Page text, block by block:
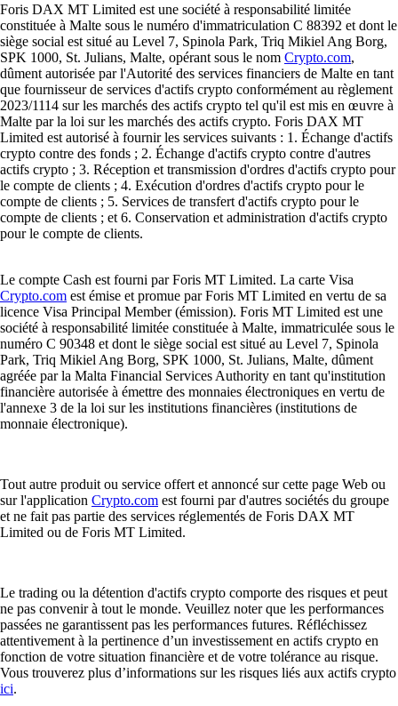
Foris DAX MT Limited est une société à responsabilité limitée
constituée à Malte sous le numéro d'immatriculation C 88392 et dont le
siège social est situé au Level 7, Spinola Park, Triq Mikiel Ang Borg,
SPK 1000, St. Julians, Malte, opérant sous le nom Crypto.com,
dûment autorisée par l'Autorité des services financiers de Malte en tant
que fournisseur de services d'actifs crypto conformément au règlement
2023/1114 sur les marchés des actifs crypto tel qu'il est mis en œuvre à
Malte par la loi sur les marchés des actifs crypto. Foris DAX MT
Limited est autorisé à fournir les services suivants : 1. Échange d'actifs
crypto contre des fonds ; 2. Échange d'actifs crypto contre d'autres
actifs crypto ; 3. Réception et transmission d'ordres d'actifs crypto pour
le compte de clients ; 4. Exécution d'ordres d'actifs crypto pour le
compte de clients ; 5. Services de transfert d'actifs crypto pour le
compte de clients ; et 6. Conservation et administration d'actifs crypto
pour le compte de clients.
Le compte Cash est fourni par Foris MT Limited. La carte Visa
Crypto.com est émise et promue par Foris MT Limited en vertu de sa
licence Visa Principal Member (émission). Foris MT Limited est une
société à responsabilité limitée constituée à Malte, immatriculée sous le
numéro C 90348 et dont le siège social est situé au Level 7, Spinola
Park, Triq Mikiel Ang Borg, SPK 1000, St. Julians, Malte, dûment
agréée par la Malta Financial Services Authority en tant qu'institution
financière autorisée à émettre des monnaies électroniques en vertu de
l'annexe 3 de la loi sur les institutions financières (institutions de
monnaie électronique).
Tout autre produit ou service offert et annoncé sur cette page Web ou
sur l'application Crypto.com est fourni par d'autres sociétés du groupe
et ne fait pas partie des services réglementés de Foris DAX MT
Limited ou de Foris MT Limited.
Le trading ou la détention d'actifs crypto comporte des risques et peut
ne pas convenir à tout le monde. Veuillez noter que les performances
passées ne garantissent pas les performances futures. Réfléchissez
attentivement à la pertinence d’un investissement en actifs crypto en
fonction de votre situation financière et de votre tolérance au risque.
Vous trouverez plus d’informations sur les risques liés aux actifs crypto
ici.